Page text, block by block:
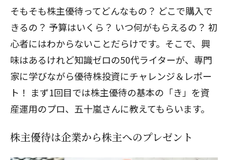
そもそも株主優待ってどんなもの？ どこで購入で
きるの？ 予算はいくら？ いつ何がもらえるの？ 初
心者にはわからないことだらけです。そこで、興
味はあるけれど知識ゼロの50代ライターが、専門
家に学びながら優待株投資にチャレンジ＆レポー
ト！ まず1回目では株主優待の基本の「き」を資
産運用のプロ、五十嵐さんに教えてもらいます。
株主優待は企業から株主へのプレゼント